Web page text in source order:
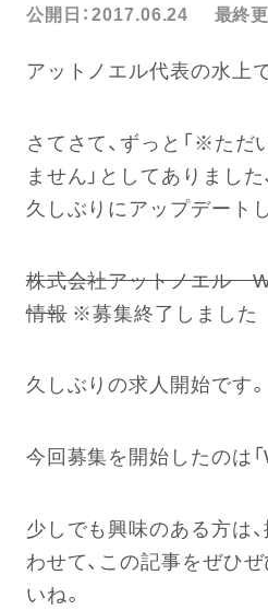
公開日：2017.06.24 最終
アットノエル代表の水上
さてさて、ずっと「※ただ
ません」としてありました
久しぶりにアップデート
株式会社アットノエル
情報※募集終了しました
久しぶりの求人開始です。
今回募集を開始したのは「
少しでも興味のある方は
わせて、この記事をぜひ
いね。